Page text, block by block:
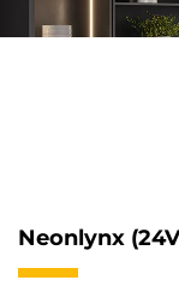
Neonlynx